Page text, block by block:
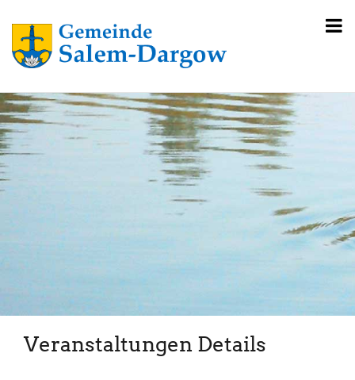
Veranstaltungen Details